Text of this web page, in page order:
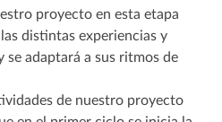
proyecto en esta etapa
distintas experiencias y
se adaptará a sus ritmos de
de nuestro proyecto